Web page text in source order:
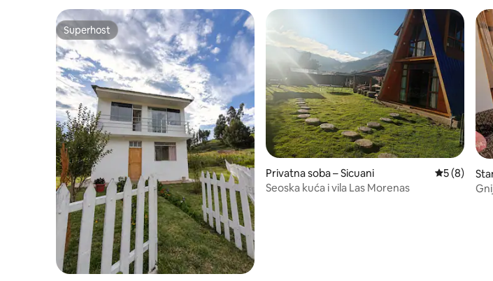
Superhost
Superhost
Privatna soba – Sicuani Prosječna
5 (8)
Seoska kuća i vila Las Morenas